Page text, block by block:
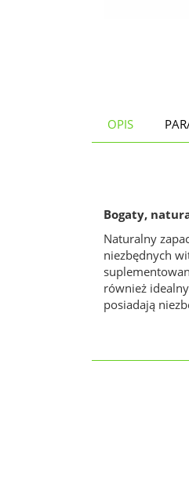
OPIS
Bogaty,
Naturalny
niezbędnych
również
posiadają